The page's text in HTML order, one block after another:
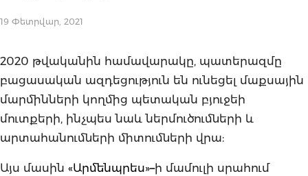
19 Փետրվար, 2021
2020 թվականին համավարակը, պատերազմը
բացասական ազդեցություն են ունեցել մաքսային
մարմինների կողմից պետական բյուջեի
մուտքերի, ինչպես նաև ներմուծումների և
արտահանումների միտումների վրա:
Այս մասին «Արմենպրես»–ի մամուլի սրահում